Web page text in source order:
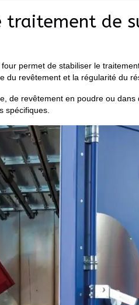
traitement de
permet de stabiliser le
du revêtement et la régularité du
de revêtement en poudre ou
spécifiques.